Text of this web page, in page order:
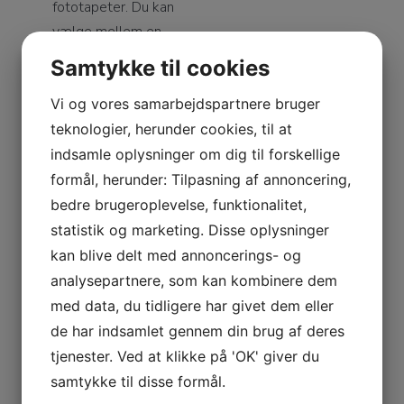
fototapeter. Du kan
vælge mellem en
bred vifte af farver,
mønstre og
teksturer. Hos
Frederiksbjerg
Malerforretning i
Århus står vi altid
klar til at hjælpe dig
med at finde det
helt rigtige tapet,
der passer til dine
ønsker og behov.
Vi har også erfaring
med store
specialopgaver,
herunder udstillinger
Samtykke til cookies
Vi og vores samarbejdspartnere bruger
teknologier, herunder cookies, til at
indsamle oplysninger om dig til forskellige
formål, herunder: Tilpasning af annoncering,
bedre brugeroplevelse, funktionalitet,
statistik og marketing. Disse oplysninger
kan blive delt med annoncerings- og
analysepartnere, som kan kombinere dem
med data, du tidligere har givet dem eller
de har indsamlet gennem din brug af deres
tjenester. Ved at klikke på 'OK' giver du
samtykke til disse formål.